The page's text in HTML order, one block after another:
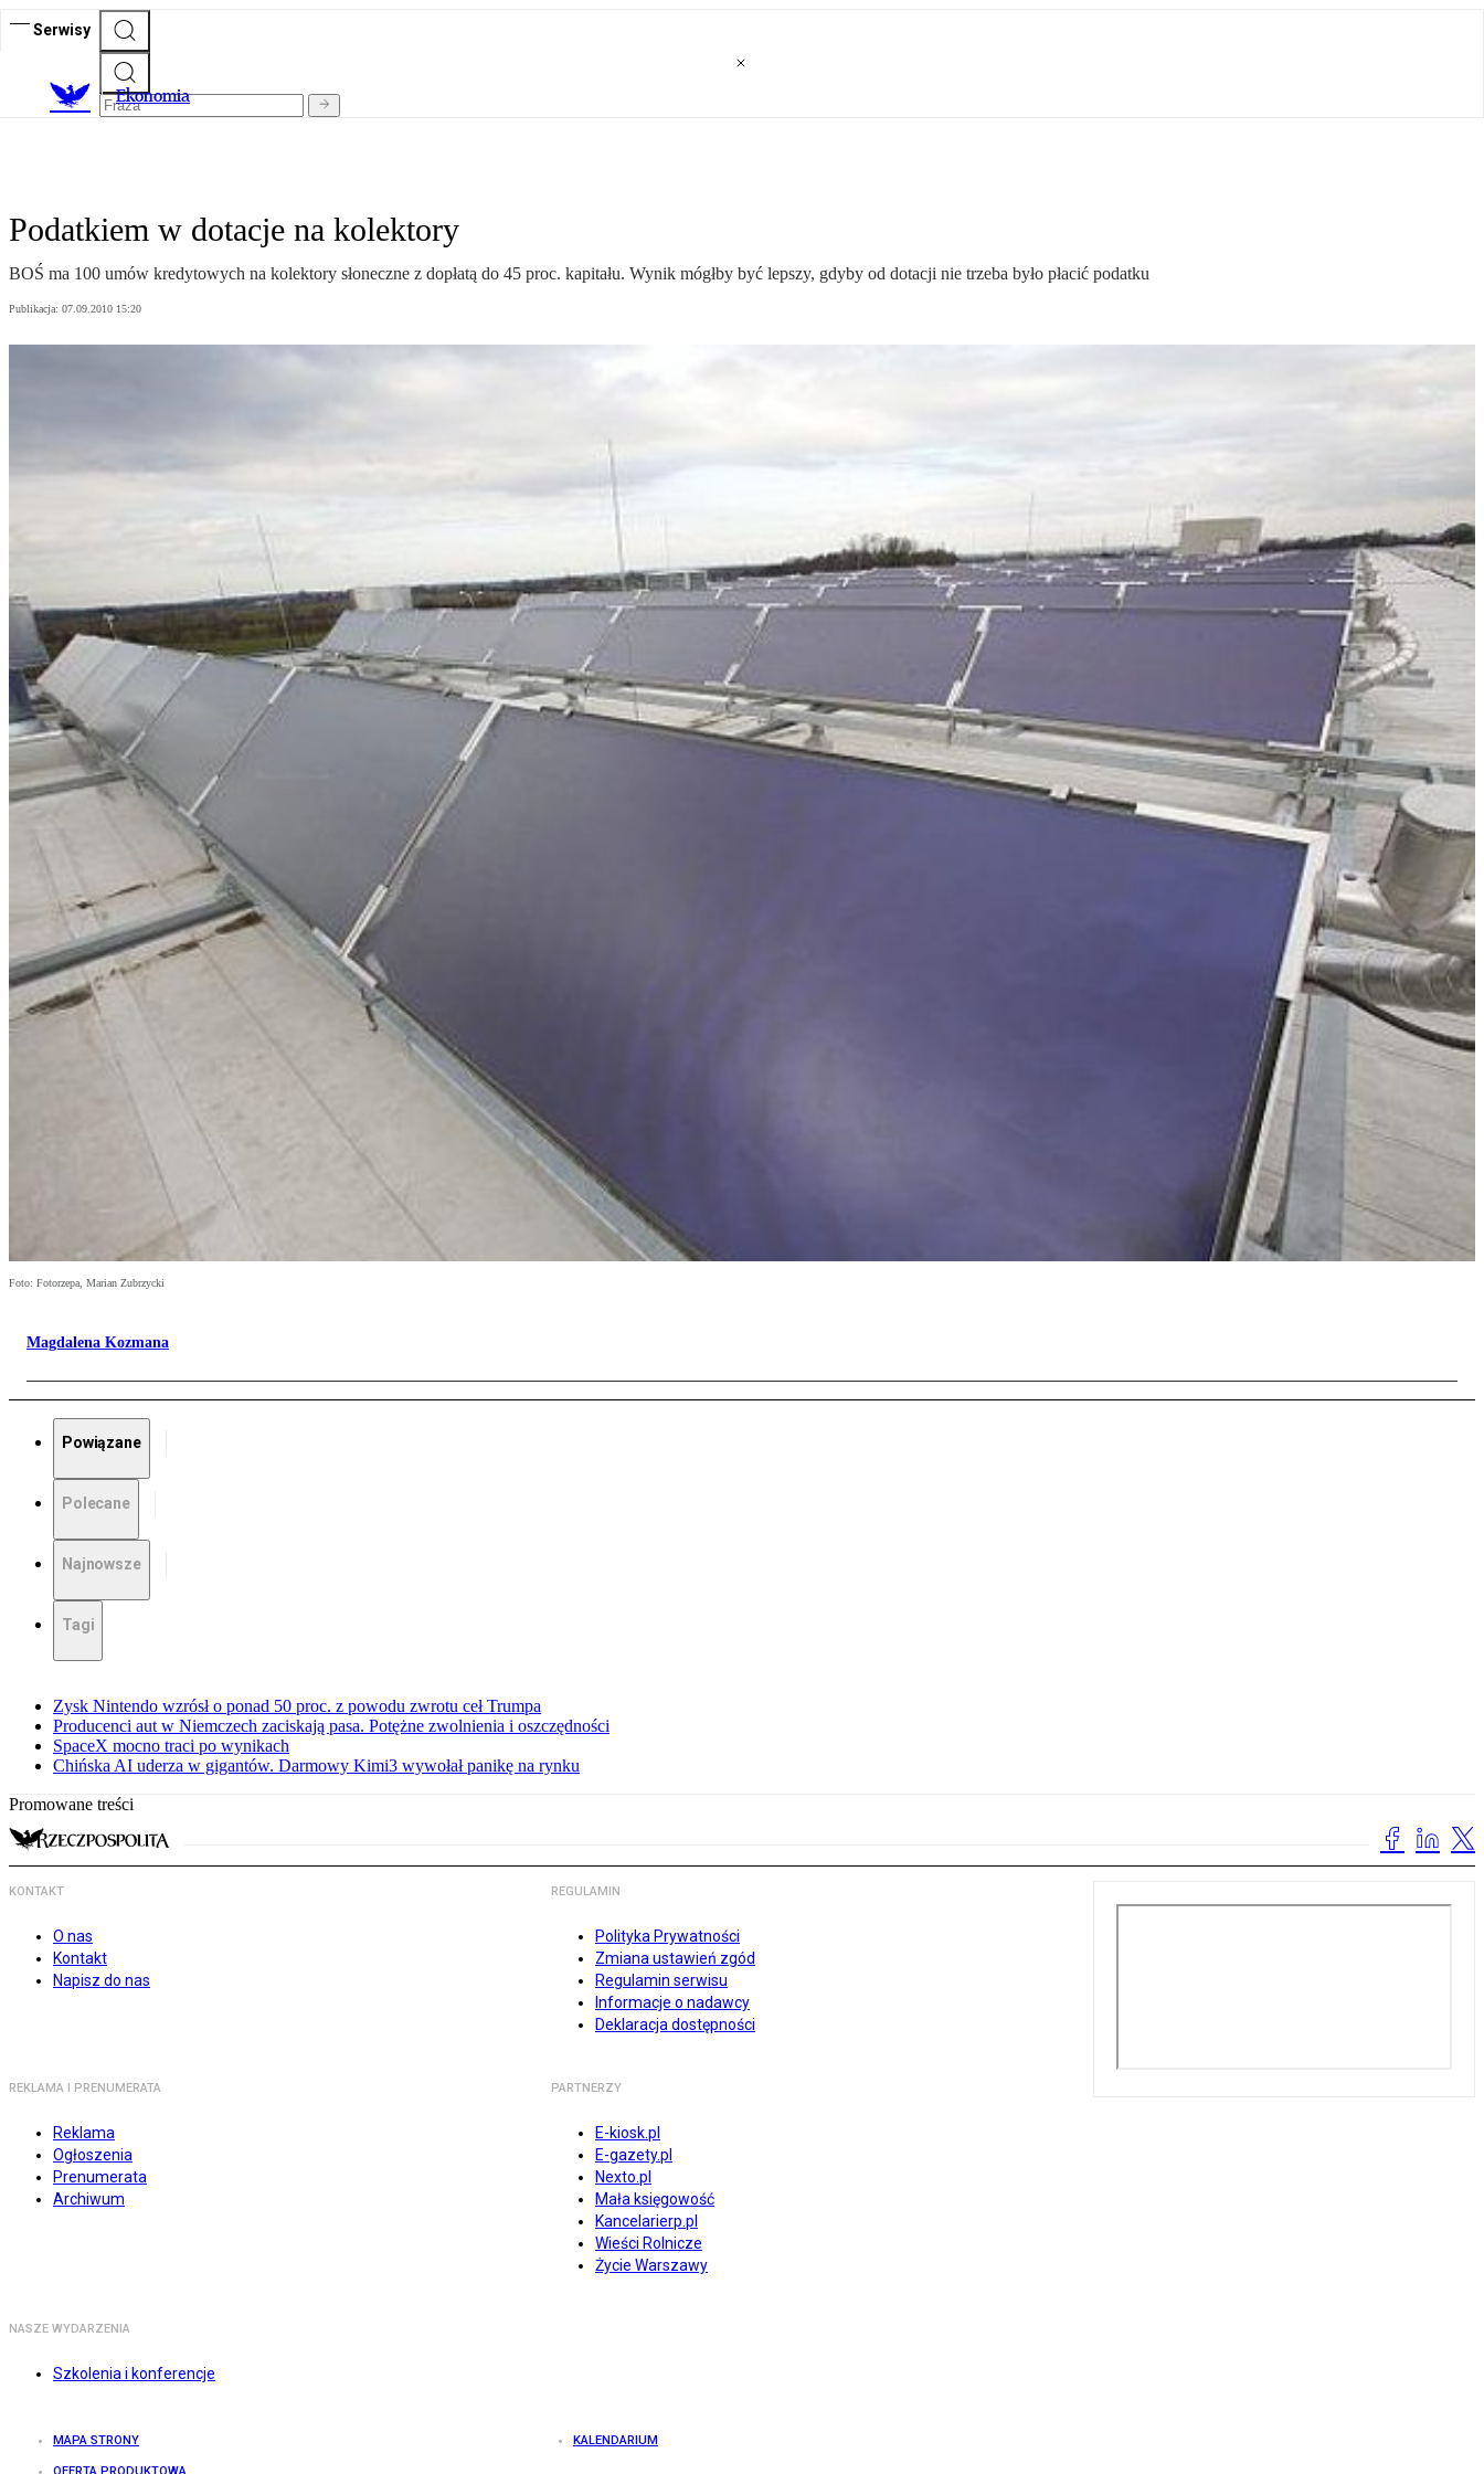
Serwisy
Ekonomia
Podatkiem w dotacje na kolektory
BOŚ ma 100 umów kredytowych na kolektory słoneczne z dopłatą do 45 proc. kapitału. Wynik mógłby być lepszy, gdyby od dotacji nie trzeba było płacić podatku
Publikacja: 07.09.2010 15:20
Foto: Fotorzepa, Marian Zubrzycki
Magdalena Kozmana
Powiązane
Polecane
Najnowsze
Tagi
Zysk Nintendo wzrósł o ponad 50 proc. z powodu zwrotu ceł Trumpa
Producenci aut w Niemczech zaciskają pasa. Potężne zwolnienia i oszczędności
SpaceX mocno traci po wynikach
Chińska AI uderza w gigantów. Darmowy Kimi3 wywołał panikę na rynku
Promowane treści
KONTAKT
O nas
Kontakt
Napisz do nas
REGULAMIN
Polityka Prywatności
Zmiana ustawień zgód
Regulamin serwisu
Informacje o nadawcy
Deklaracja dostępności
REKLAMA I PRENUMERATA
Reklama
Ogłoszenia
Prenumerata
Archiwum
PARTNERZY
E-kiosk.pl
E-gazety.pl
Nexto.pl
Mała księgowość
Kancelarierp.pl
Wieści Rolnicze
Życie Warszawy
NASZE WYDARZENIA
Szkolenia i konferencje
MAPA STRONY KALENDARIUM